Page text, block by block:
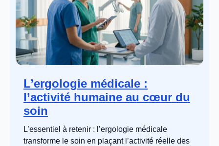
L’ergologie médicale :
l’activité humaine au cœur du
soin
L’essentiel à retenir : l’ergologie médicale
transforme le soin en plaçant l’activité réelle des